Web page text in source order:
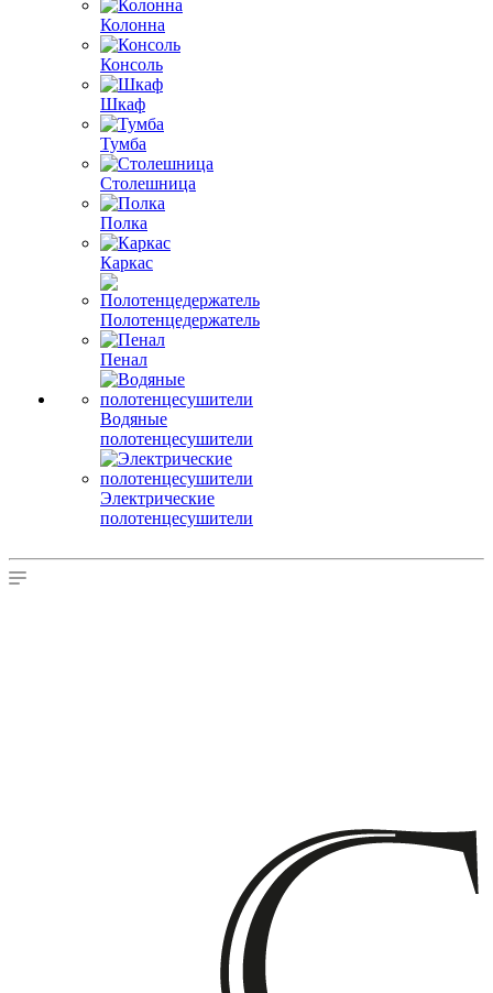
Колонна
Консоль
Шкаф
Тумба
Столешница
Полка
Каркас
Полотенцедержатель
Пенал
Водяные
полотенцесушители
Электрические
полотенцесушители